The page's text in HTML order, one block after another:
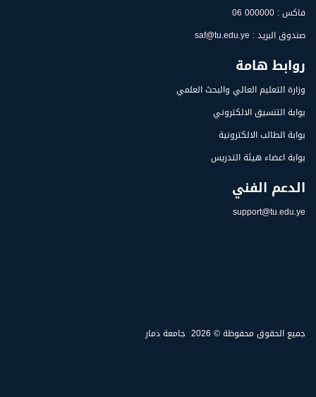
فاكس : 000000 06
صندوق البريد : saf@tu.edu.ye
روابط هامة
وزارة التعليم العالي والبحث العلمي
بوابة التنسيق الالكتروني
بوابة الطالب الالكترونية
بوابة اعضاء هيئة التدريس
الدعم الفني
support@tu.edu.ye
جميع الحقوق محفوظة © 2026 جامعة ذمار